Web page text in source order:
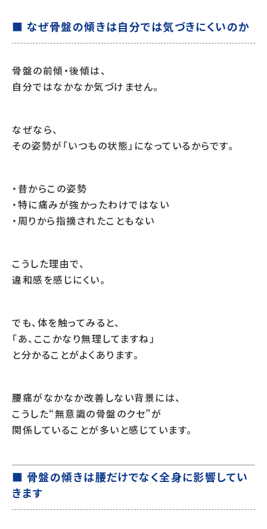
■ なぜ骨盤の傾きは自分では気づきにくいのか
骨盤の前傾・後傾は、
自分ではなかなか気づけません。
なぜなら、
その姿勢が「いつもの状態」になっているからです。
・昔からこの姿勢
・特に痛みが強かったわけではない
・周りから指摘されたこともない
こうした理由で、
違和感を感じにくい。
でも、体を触ってみると、
「あ、ここかなり無理してますね」
と分かることがよくあります。
腰痛がなかなか改善しない背景には、
こうした“無意識の骨盤のクセ”が
関係していることが多いと感じています。
■ 骨盤の傾きは腰だけでなく全身に影響してい
きます